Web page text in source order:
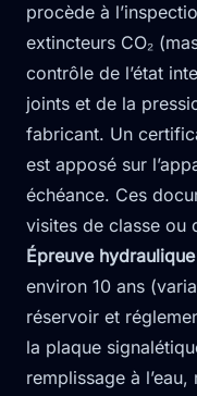
procède à
extincteurs CO₂
contrôle de l’état
joints et de la
fabricant. Un
est apposé sur
échéance. Ces
visites de classe ou
Épreuve
environ 10 ans
réservoir et
la plaque
remplissage à